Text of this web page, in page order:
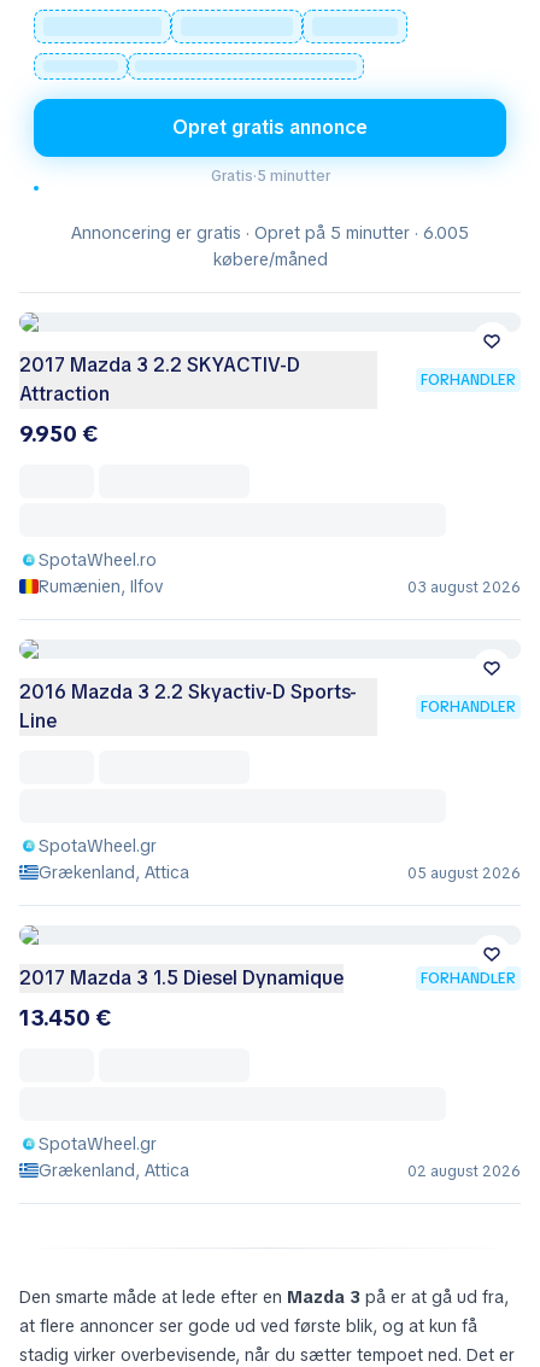
Opret gratis annonce
Gratis·5 minutter
Annoncering er gratis · Opret på 5 minutter · 6.005
købere/måned
2017 Mazda 3 2.2 SKYACTIV-D
Attraction
FORHANDLER
9.950 €
SpotaWheel.ro
Rumænien, Ilfov
03 august 2026
2016 Mazda 3 2.2 Skyactiv-D Sports-
Line
FORHANDLER
SpotaWheel.gr
Grækenland, Attica
05 august 2026
2017 Mazda 3 1.5 Diesel Dynamique FORHANDLER
13.450 €
SpotaWheel.gr
Grækenland, Attica
02 august 2026
Den smarte måde at lede efter en Mazda 3 på er at gå ud fra,
at flere annoncer ser gode ud ved første blik, og at kun få
stadig virker overbevisende, når du sætter tempoet ned. Det er